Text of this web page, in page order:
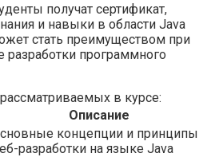
получат сертификат,
и навыки в области Java
стать преимуществом при
разработки программного
в курсе:
Описание
концепции и принципы
разработки на языке Java